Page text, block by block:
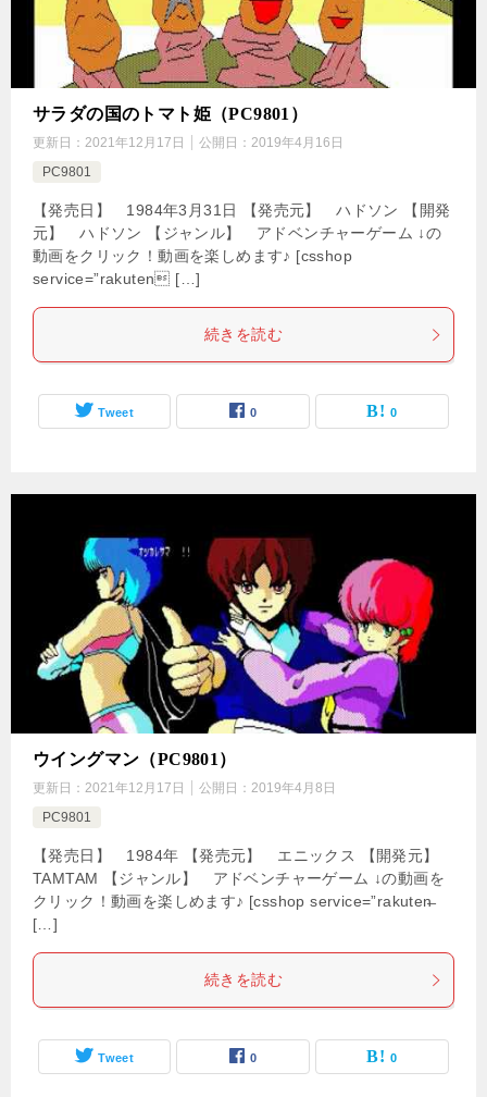
サラダの国のトマト姫（PC9801）
更新日： 2021年12月17日 公開日： 2019年4月16日
PC9801
【発売日】 1984年3月31日 【発売元】 ハドソン 【開発
元】 ハドソン 【ジャンル】 アドベンチャーゲーム ↓の
動画をクリック！動画を楽しめます♪ [csshop
service=”rakuten […]
続きを読む
Tweet 0 0
ウイングマン（PC9801）
更新日： 2021年12月17日 公開日： 2019年4月8日
PC9801
【発売日】 1984年 【発売元】 エニックス 【開発元】
TAMTAM 【ジャンル】 アドベンチャーゲーム ↓の動画を
クリック！動画を楽しめます♪ [csshop service=”rakuten̶
[…]
続きを読む
Tweet 0 0